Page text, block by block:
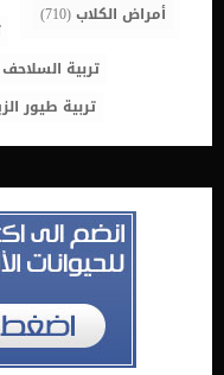
أمراض الكلاب(710)
تربية السلاحف
تربية طيور